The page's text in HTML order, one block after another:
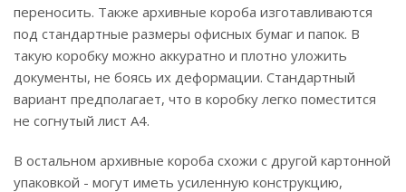
переносить. Также архивные короба изготавливаются
под стандартные размеры офисных бумаг и папок. В
такую коробку можно аккуратно и плотно уложить
документы, не боясь их деформации. Стандартный
вариант предполагает, что в коробку легко поместится
не согнутый лист А4.
В остальном архивные короба схожи с другой картонной
упаковкой - могут иметь усиленную конструкцию,